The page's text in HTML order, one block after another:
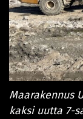
Maarakennus
kaksi uutta 7-